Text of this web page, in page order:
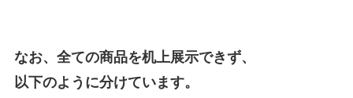
なお、全ての商品を机上展示できず、
以下のように分けています。